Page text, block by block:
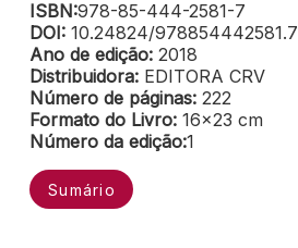
ISBN:978-85-444-2581-7
DOI:10.24824/978854442581.7
Ano de edição:2018
Distribuidora:EDITORA CRV
Número de páginas:222
Formato do Livro:16×23 cm
Número da edição:1
Sumário